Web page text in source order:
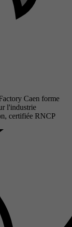
Caen forme
l'industrie
certifiée RNCP